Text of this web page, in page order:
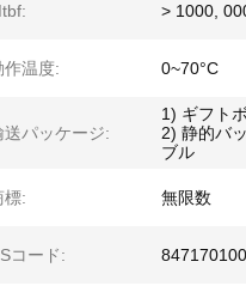
> 1000,
作温度: 0~70°C
送パッケージ:
1) ギフト
2) 静的バ
ブル
標: 無限数
コード: